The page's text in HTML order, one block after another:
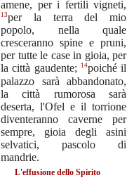
amene, per i fertili vigneti,
13per la terra del mio
popolo, nella quale
cresceranno spine e pruni,
per tutte le case in gioia, per
la città gaudente; 14poiché il
palazzo sarà abbandonato,
la città rumorosa sarà
deserta, l'Ofel e il torrione
diventeranno caverne per
sempre, gioia degli asini
selvatici, pascolo di
mandrie.
L'effusione dello Spirito